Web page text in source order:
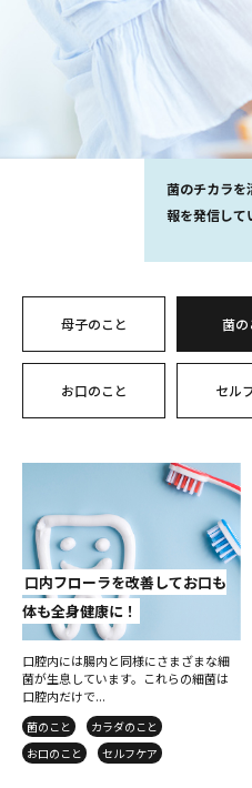
菌のチカラを
報を発信して
母子のこと 菌の
お口のこと セル
口内フローラを改善してお口も
体も全身健康に！
口腔内には腸内と同様にさまざまな細
菌が生息しています。これらの細菌は
口腔内だけで...
菌のこと
カラダのこと
お口のこと
セルフケア